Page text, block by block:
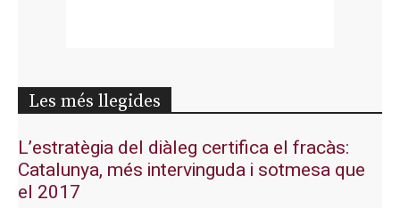
Les més llegides
L’estratègia del diàleg certifica el fracàs:
Catalunya, més intervinguda i sotmesa que
el 2017